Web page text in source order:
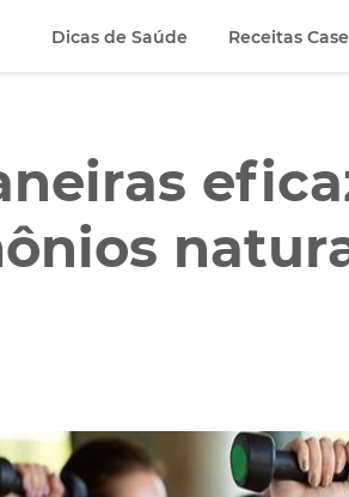
Dicas de Saúde Receitas